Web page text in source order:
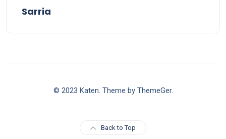
Sarria
© 2023 Katen. Theme by ThemeGer.
Back to Top